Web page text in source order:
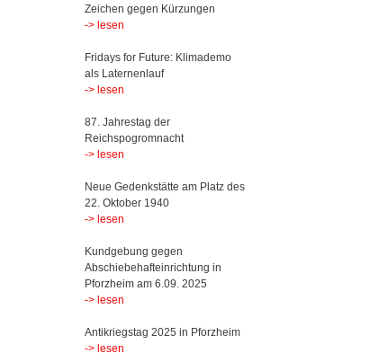
Zeichen gegen Kürzungen
-> lesen
Fridays for Future: Klimademo
als Laternenlauf
-> lesen
87. Jahrestag der
Reichspogromnacht
-> lesen
Neue Gedenkstätte am Platz des
22. Oktober 1940
-> lesen
Kundgebung gegen
Abschiebehafteinrichtung in
Pforzheim am 6.09. 2025
-> lesen
Antikriegstag 2025 in Pforzheim
-> lesen